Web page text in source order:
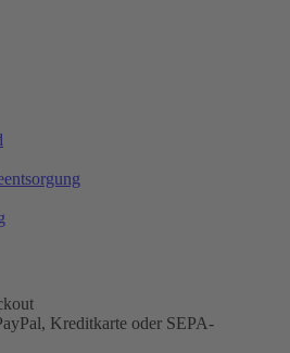
Kreditkarte oder SEPA-